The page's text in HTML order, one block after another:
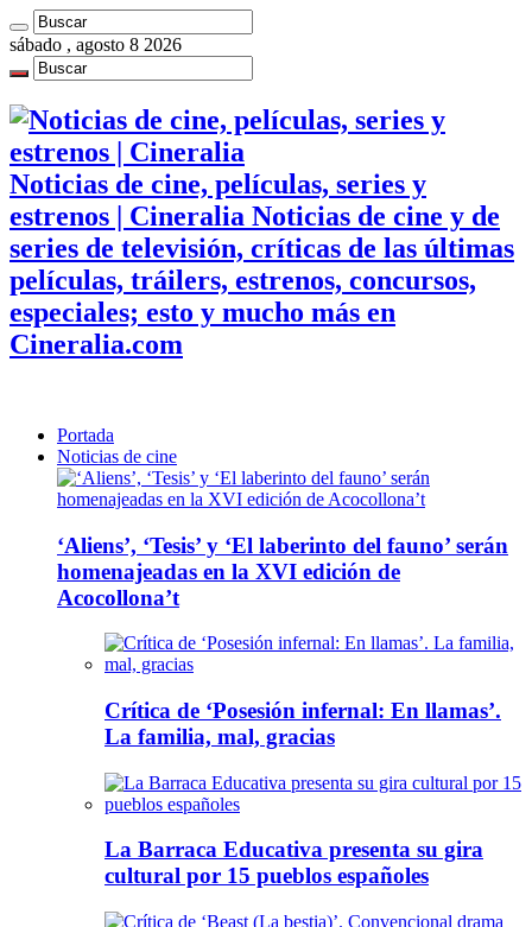
sábado , agosto 8 2026
Noticias de cine, películas, series y
estrenos | Cineralia Noticias de cine y de
series de televisión, críticas de las últimas
películas, tráilers, estrenos, concursos,
especiales; esto y mucho más en
Cineralia.com
Portada
Noticias de cine
‘Aliens’, ‘Tesis’ y ‘El laberinto del fauno’ serán
homenajeadas en la XVI edición de
Acocollona’t
Crítica de ‘Posesión infernal: En llamas’.
La familia, mal, gracias
La Barraca Educativa presenta su gira
cultural por 15 pueblos españoles